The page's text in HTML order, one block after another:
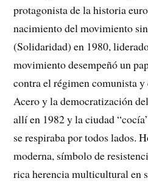
protagonista de la historia
nacimiento del movimiento
(Solidaridad) en 1980,
movimiento desempeñó un
contra el régimen comunista
Acero y la democratización
allí en 1982 y la ciudad
se respiraba por todos lados.
moderna, símbolo de
rica herencia multicultural en